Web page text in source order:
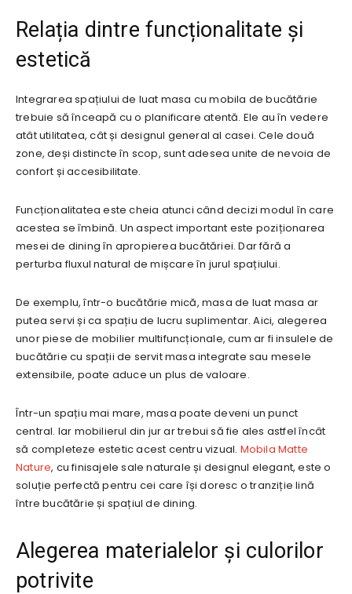
Relația dintre funcționalitate și
estetică
Integrarea spațiului de luat masa cu mobila de bucătărie
trebuie să înceapă cu o planificare atentă. Ele au în vedere
atât utilitatea, cât și designul general al casei. Cele două
zone, deși distincte în scop, sunt adesea unite de nevoia de
confort și accesibilitate.
Funcționalitatea este cheia atunci când decizi modul în care
acestea se îmbină. Un aspect important este poziționarea
mesei de dining în apropierea bucătăriei. Dar fără a
perturba fluxul natural de mișcare în jurul spațiului.
De exemplu, într-o bucătărie mică, masa de luat masa ar
putea servi și ca spațiu de lucru suplimentar. Aici, alegerea
unor piese de mobilier multifuncționale, cum ar fi insulele de
bucătărie cu spații de servit masa integrate sau mesele
extensibile, poate aduce un plus de valoare.
Într-un spațiu mai mare, masa poate deveni un punct
central. Iar mobilierul din jur ar trebui să fie ales astfel încât
să completeze estetic acest centru vizual. Mobila Matte
Nature, cu finisajele sale naturale și designul elegant, este o
soluție perfectă pentru cei care își doresc o tranziție lină
între bucătărie și spațiul de dining.
Alegerea materialelor și culorilor
potrivite